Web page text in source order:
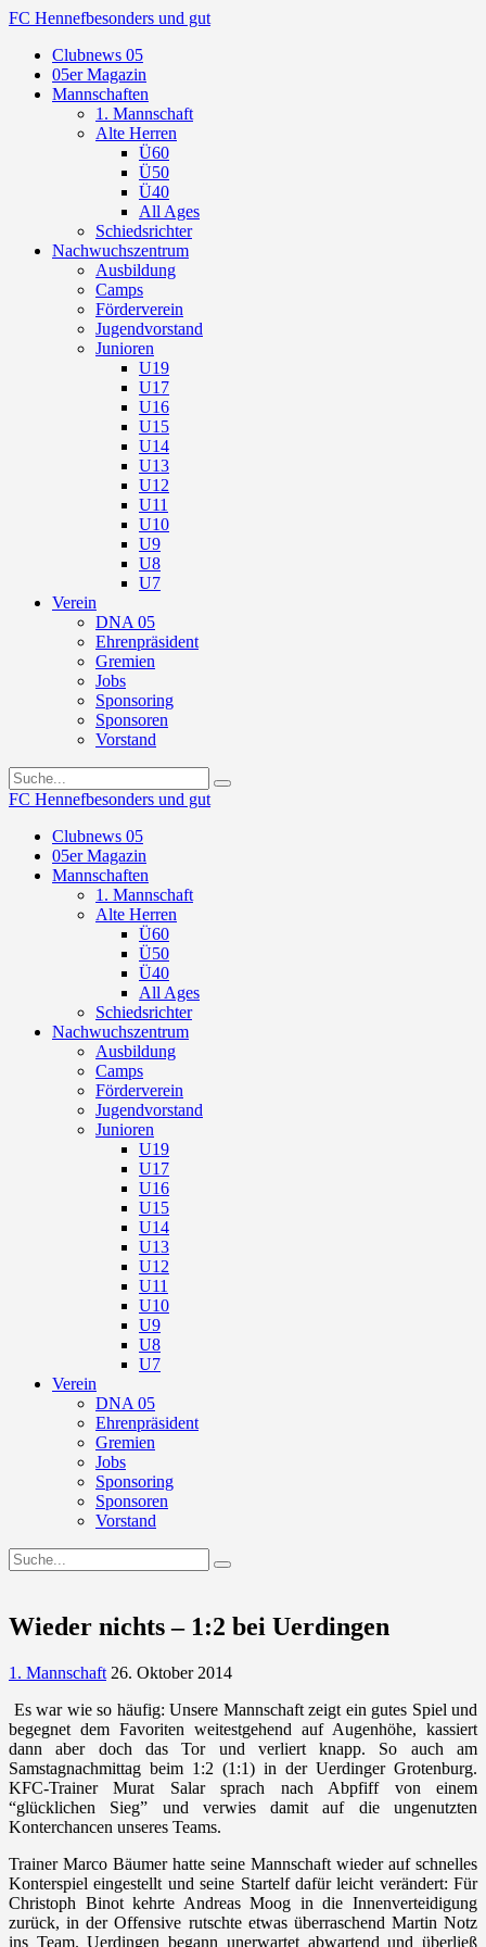
FC Hennefbesonders und gut
Clubnews 05
05er Magazin
Mannschaften
1. Mannschaft
Alte Herren
Ü60
Ü50
Ü40
All Ages
Schiedsrichter
Nachwuchszentrum
Ausbildung
Camps
Förderverein
Jugendvorstand
Junioren
U19
U17
U16
U15
U14
U13
U12
U11
U10
U9
U8
U7
Verein
DNA 05
Ehrenpräsident
Gremien
Jobs
Sponsoring
Sponsoren
Vorstand
FC Hennefbesonders und gut
Clubnews 05
05er Magazin
Mannschaften
1. Mannschaft
Alte Herren
Ü60
Ü50
Ü40
All Ages
Schiedsrichter
Nachwuchszentrum
Ausbildung
Camps
Förderverein
Jugendvorstand
Junioren
U19
U17
U16
U15
U14
U13
U12
U11
U10
U9
U8
U7
Verein
DNA 05
Ehrenpräsident
Gremien
Jobs
Sponsoring
Sponsoren
Vorstand
Wieder nichts – 1:2 bei Uerdingen
1. Mannschaft 26. Oktober 2014
Es war wie so häufig: Unsere Mannschaft zeigt ein gutes Spiel und
begegnet dem Favoriten weitestgehend auf Augenhöhe, kassiert
dann aber doch das Tor und verliert knapp. So auch am
Samstagnachmittag beim 1:2 (1:1) in der Uerdinger Grotenburg.
KFC-Trainer Murat Salar sprach nach Abpfiff von einem
“glücklichen Sieg” und verwies damit auf die ungenutzten
Konterchancen unseres Teams.
Trainer Marco Bäumer hatte seine Mannschaft wieder auf schnelles
Konterspiel eingestellt und seine Startelf dafür leicht verändert: Für
Christoph Binot kehrte Andreas Moog in die Innenverteidigung
zurück, in der Offensive rutschte etwas überraschend Martin Notz
ins Team. Uerdingen begann unerwartet abwartend und überließ